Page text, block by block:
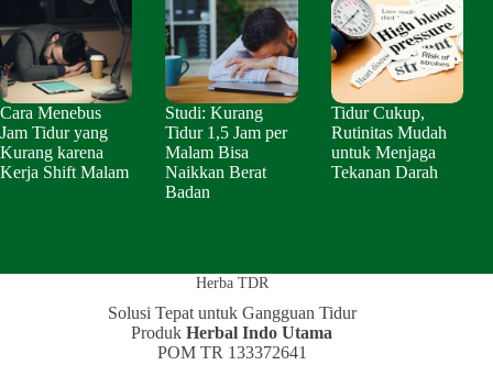
Cara Menebus
Jam Tidur yang
Kurang karena
Kerja Shift Malam
Studi: Kurang
Tidur 1,5 Jam per
Malam Bisa
Naikkan Berat
Badan
Tidur Cukup,
Rutinitas Mudah
untuk Menjaga
Tekanan Darah
Herba TDR
Solusi Tepat untuk Gangguan Tidur
ProdukHerbal Indo Utama
POM TR 133372641